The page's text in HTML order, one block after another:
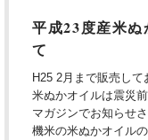
平成23度産米
て
H25 2月まで販売し
米ぬかオイルは震災
マガジンでお知らせ
機米の米ぬかオイル